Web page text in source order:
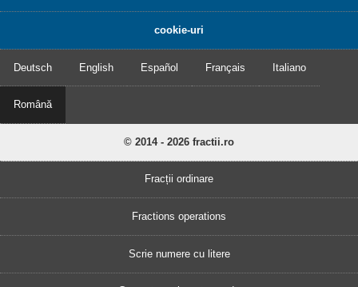
cookie-uri
Deutsch English Español Français Italiano
Română
© 2014 - 2026 fractii.ro
Fracții ordinare
Fractions operations
Scrie numere cu litere